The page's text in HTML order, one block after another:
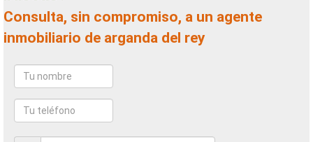
Consulta, sin compromiso, a un agente
inmobiliario de arganda del rey